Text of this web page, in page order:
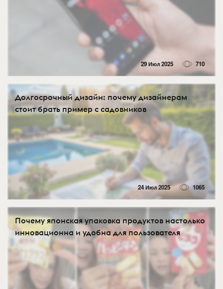
29 Июл 2025 710
Долгосрочный дизайн: почему дизайнерам
стоит брать пример с садовников
24 Июл 2025 1065
Почему японская упаковка продуктов настолько
инновационна и удобна для пользователя